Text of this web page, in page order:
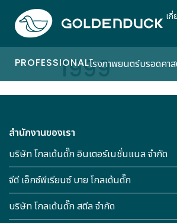
เกี่
PROFESSIONALโรงภาพยนตร์บรอดคา
1999
สำนักงานของเรา
บริษัท โกลเด้นดั๊ก อินเตอร์เนชั่นแนล จำกัด
จีดี เอ็กซ์พีเรียนซ์ บาย โกลเด้นดั๊ก
บริษัท โกลเด้นดั๊ก สตีล จำกัด